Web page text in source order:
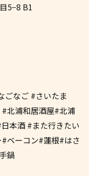
5−8 B1
ごなご #さいたま
北浦和居酒屋#北浦
本酒 #また行きたい
ベーコン#蓮根#はさ
鍋